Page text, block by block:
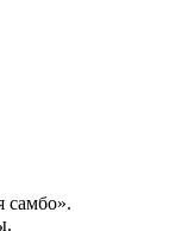
самбо».